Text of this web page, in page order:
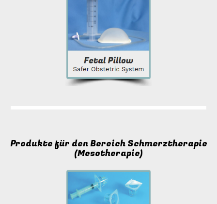
Produkte für den Bereich Schmerztherapie
(Mesotherapie)